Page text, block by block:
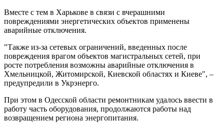
Вместе с тем в Харькове в связи с вчерашними
повреждениями энергетических объектов применены
аварийные отключения.
"Также из-за сетевых ограничений, введенных после
повреждения врагом объектов магистральных сетей, при
росте потребления возможны аварийные отключения в
Хмельницкой, Житомирской, Киевской областях и Киеве", –
предупредили в Укрэнерго.
При этом в Одесской области ремонтникам удалось ввести в
работу часть оборудования, продолжаются работы над
возвращением региона энергопитания.